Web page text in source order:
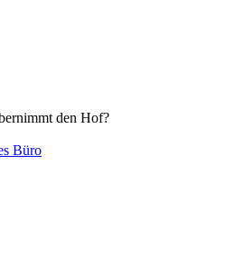
den Hof?
Büro